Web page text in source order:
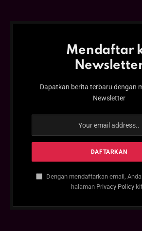
Mendaftar
Dapatkan berita terbaru dengan
Newsletter
Dengan mendaftarkan email,
halaman Privacy Policy